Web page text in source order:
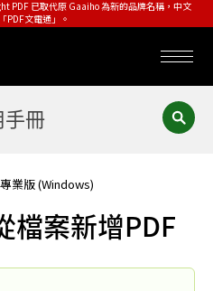
PDF 已取代原 Gaaiho 為新的品牌名稱，中文
PDF文電通」。
手冊
業版 (Windows)
檔案新增PDF